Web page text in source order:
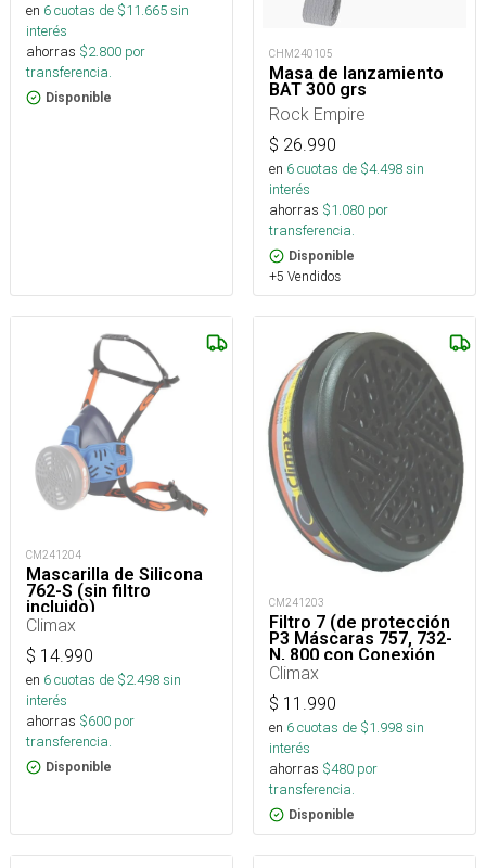
en 6cuotas de $11.665sin
interés
ahorras $2.800 por
transferencia.
Disponible
CHM240105
Masa de lanzamiento
BAT 300 grs
Rock Empire
$ 26.990
en 6cuotas de $4.498sin
interés
ahorras $1.080 por
transferencia.
Disponible
+5 Vendidos
CM241204
Mascarilla de Silicona
762-S (sin filtro
incluido)
Climax
$ 14.990
en 6cuotas de $2.498sin
interés
ahorras $600 por
transferencia.
Disponible
CM241203
Filtro 7 (de protección
P3 Máscaras 757, 732-
N, 800 con Conexión
Bayoneta
Climax
$ 11.990
en 6cuotas de $1.998sin
interés
ahorras $480 por
transferencia.
Disponible